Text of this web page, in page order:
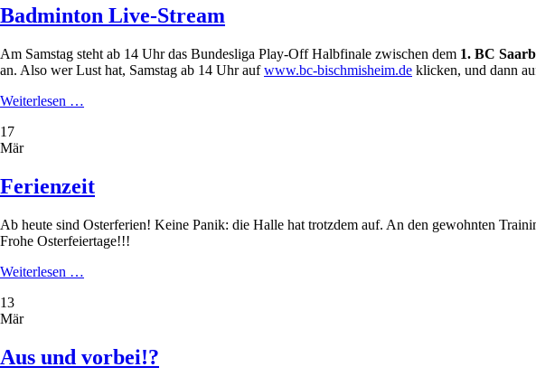
Badminton Live-Stream
Am Samstag steht ab 14 Uhr das Bundesliga Play-Off Halbfinale zwischen dem 1. BC
an. Also wer Lust hat, Samstag ab 14 Uhr aufwww.bc-bischmisheim.de klicken, und dann
Weiterlesen …
17
Mär
Ferienzeit
Ab heute sind Osterferien! Keine Panik: die Halle hat trotzdem auf. An den gewohnten
Frohe Osterfeiertage!!!
Weiterlesen …
13
Mär
Aus und vorbei!?